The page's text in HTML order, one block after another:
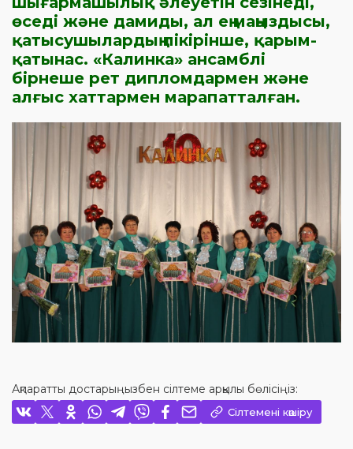
өседі және дамиды, ал ең маңыздысы,
қатысушылардың пікірінше, қарым-
қатынас. «Калинка» ансамблі
бірнеше рет дипломдармен және
алғыс хаттармен марапатталған.
Ақпаратты достарыңызбен сілтеме арқылы бөлісіңіз:
Сілтемені көшіру